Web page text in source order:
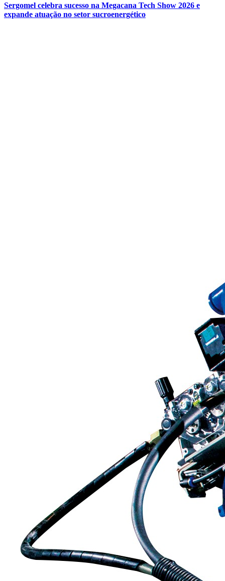
Sergomel celebra sucesso na Megacana Tech Show 2026 e
expande atuação no setor sucroenergético